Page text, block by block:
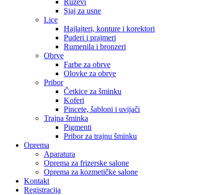
Ruževi
Sjaj za usne
Lice
Hajlajteri, konture i korektori
Puderi i prajmeri
Rumenila i bronzeri
Obrve
Farbe za obrve
Olovke za obrve
Pribor
Četkice za šminku
Koferi
Pincete, šabloni i uvijači
Trajna šminka
Pigmenti
Pribor za trajnu šminku
Oprema
Aparatura
Oprema za frizerske salone
Oprema za kozmetičke salone
Kontakt
Registracija